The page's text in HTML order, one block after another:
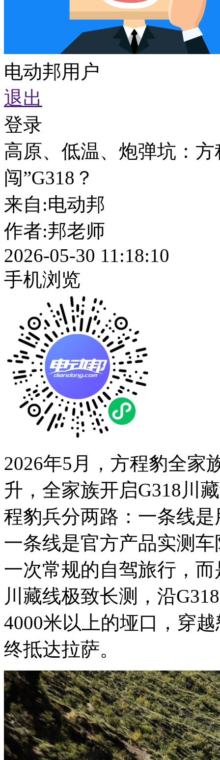
电动邦用户
退出
登录
高原、低温、炮弹坑：
闯”G318？
来自:电动邦
作者:邦老师
2026-05-30 11:18:10
手机浏览
2026年5月，方程豹全家
升，全家族开启G318川
程豹兵分两路：一条线
一条线是官方产品实测
一次常规的自驾旅行，
川藏线极致长测，沿
4000米以上的垭口，穿
终抵达拉萨。